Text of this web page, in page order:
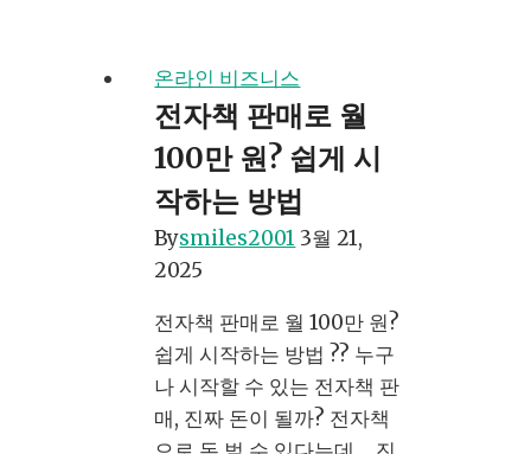
화
수
익
창
출
AI
도
활
용
하
기
온라인 비즈니스
전자책 판매로 월
100만 원? 쉽게 시
작하는 방법
Bysmiles2001 3월 21,
2025
전자책 판매로 월 100만 원?
쉽게 시작하는 방법 ?? 누구
나 시작할 수 있는 전자책 판
매, 진짜 돈이 될까? 전자책